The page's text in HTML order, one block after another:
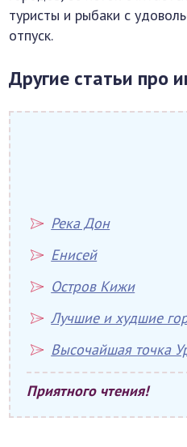
туристы и рыбаки с
отпуск.
Другие статьи про
Река Дон
Енисей
Остров Кижи
Лучшие и худшие
Высочайшая точка
Приятного чтения!